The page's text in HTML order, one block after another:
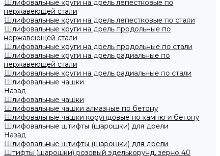
Шлифовальные круги на дрель лепестковые по
нержавеющей стали
Шлифовальные круги на дрель лепестковые по стали
Шлифовальные круги на дрель продольные по
нержавеющей стали
Шлифовальные круги на дрель продольные по стали
Шлифовальные круги на дрель радиальные по
нержавеющей стали
Шлифовальные круги на дрель радиальные по стали
Шлифовальные чашки
Назад
Шлифовальные чашки
Шлифовальные чашки алмазные по бетону
Шлифовальные чашки корундовые по камню и бетону
Шлифовальные штифты (шарошки) для дрели
Назад
Шлифовальные штифты (шарошки) для дрели
Штифты (шарошки) розовый эделькорунд, зерно 40